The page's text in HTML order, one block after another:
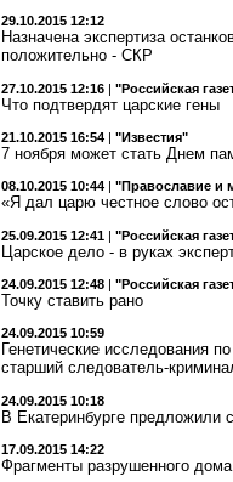
29.10.2015 12:12
Назначена экспертиза
положительно - СКР
27.10.2015 12:16 | "Российская
Что подтвердят царские гены
21.10.2015 16:54 | "Известия"
7 ноября может стать Днем
08.10.2015 10:44 "Православие и
«Я дал царю честное слово
25.09.2015 12:41 | "Российская
Царское дело - в руках
24.09.2015 12:48 | "Российская
Точку ставить рано
24.09.2015 10:59
Генетические исследования
старший следователь-
24.09.2015 10:18
В Екатеринбурге предложили
17.09.2015 14:22
Фрагменты разрушенного